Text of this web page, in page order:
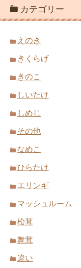
カテゴリー
えのき
きくらげ
きのこ
しいたけ
しめじ
その他
なめこ
ひらたけ
エリンギ
マッシュルーム
松茸
舞茸
違い